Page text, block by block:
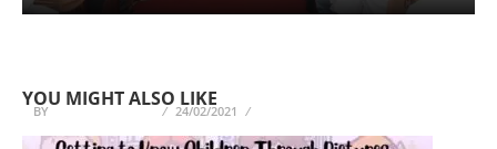
YOU MIGHT ALSO LIKE
BY 24/02/2021